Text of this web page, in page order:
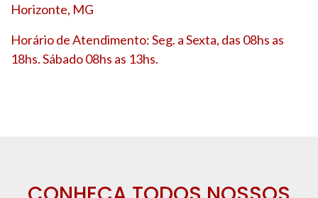
Horizonte, MG
Horário de Atendimento: Seg. a Sexta, das 08hs as
18hs. Sábado 08hs as 13hs.